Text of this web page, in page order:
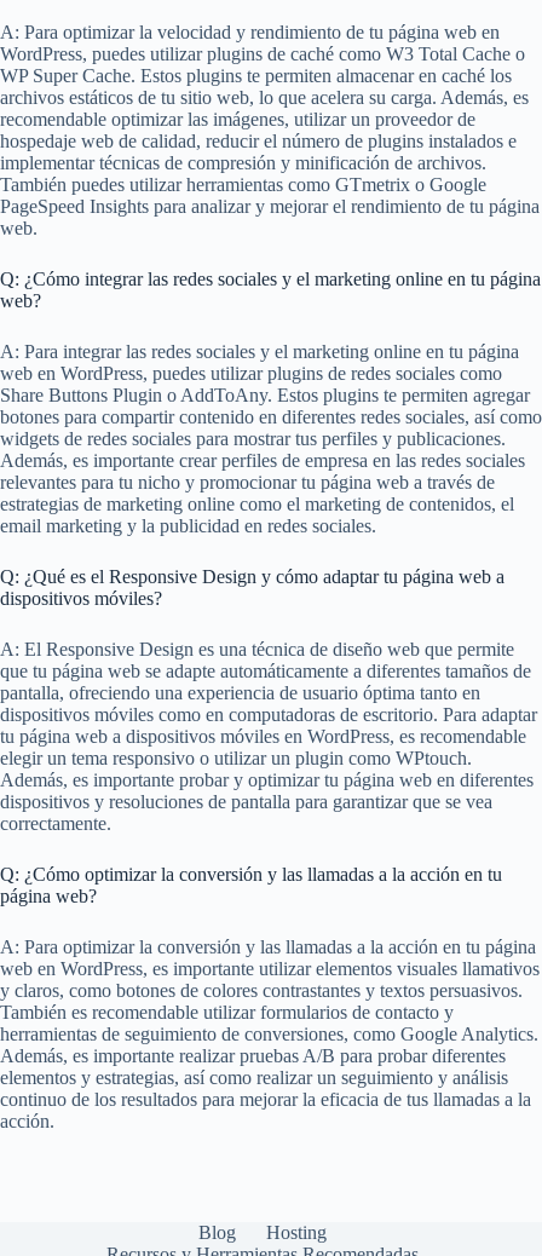
A: Para optimizar la velocidad y rendimiento de tu página web en
WordPress, puedes utilizar plugins de caché como W3 Total Cache o
WP Super Cache. Estos plugins te permiten almacenar en caché los
archivos estáticos de tu sitio web, lo que acelera su carga. Además, es
recomendable optimizar las imágenes, utilizar un proveedor de
hospedaje web de calidad, reducir el número de plugins instalados e
implementar técnicas de compresión y minificación de archivos.
También puedes utilizar herramientas como GTmetrix o Google
PageSpeed Insights para analizar y mejorar el rendimiento de tu página
web.
Q: ¿Cómo integrar las redes sociales y el marketing online en tu página
web?
A: Para integrar las redes sociales y el marketing online en tu página
web en WordPress, puedes utilizar plugins de redes sociales como
Share Buttons Plugin o AddToAny. Estos plugins te permiten agregar
botones para compartir contenido en diferentes redes sociales, así como
widgets de redes sociales para mostrar tus perfiles y publicaciones.
Además, es importante crear perfiles de empresa en las redes sociales
relevantes para tu nicho y promocionar tu página web a través de
estrategias de marketing online como el marketing de contenidos, el
email marketing y la publicidad en redes sociales.
Q: ¿Qué es el Responsive Design y cómo adaptar tu página web a
dispositivos móviles?
A: El Responsive Design es una técnica de diseño web que permite
que tu página web se adapte automáticamente a diferentes tamaños de
pantalla, ofreciendo una experiencia de usuario óptima tanto en
dispositivos móviles como en computadoras de escritorio. Para adaptar
tu página web a dispositivos móviles en WordPress, es recomendable
elegir un tema responsivo o utilizar un plugin como WPtouch.
Además, es importante probar y optimizar tu página web en diferentes
dispositivos y resoluciones de pantalla para garantizar que se vea
correctamente.
Q: ¿Cómo optimizar la conversión y las llamadas a la acción en tu
página web?
A: Para optimizar la conversión y las llamadas a la acción en tu página
web en WordPress, es importante utilizar elementos visuales llamativos
y claros, como botones de colores contrastantes y textos persuasivos.
También es recomendable utilizar formularios de contacto y
herramientas de seguimiento de conversiones, como Google Analytics.
Además, es importante realizar pruebas A/B para probar diferentes
elementos y estrategias, así como realizar un seguimiento y análisis
continuo de los resultados para mejorar la eficacia de tus llamadas a la
acción.
Blog
Hosting